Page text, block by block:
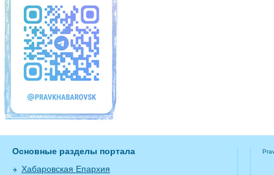
Основные разделы портала
Хабаровская Епархия